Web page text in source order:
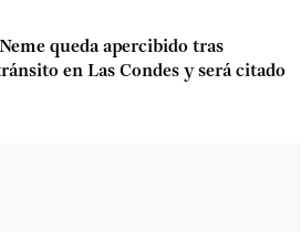
queda apercibido tras
en Las Condes y será citado